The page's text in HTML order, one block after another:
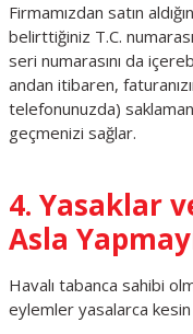
Firmamızdan satın
belirttiğiniz T.C.
seri numarasını da
andan itibaren,
telefonunuzda)
geçmenizi sağlar.
4. Yasaklar
Asla
Havalı tabanca sahibi
eylemler yasalarca kesin